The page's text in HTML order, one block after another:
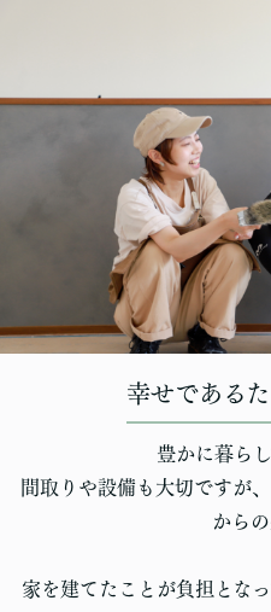
幸せである
豊かに暮らし
間取りや設備も大切ですが
からの
家を建てたことが負担とな